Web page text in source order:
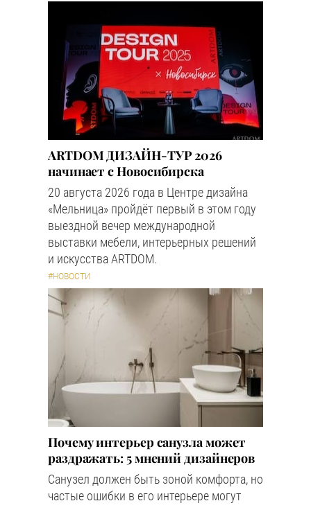
ARTDOM ДИЗАЙН-ТУР 2026
начинает с Новосибирска
20 августа 2026 года в Центре дизайна
«Мельница» пройдёт первый в этом году
выездной вечер международной
выставки мебели, интерьерных решений
и искусства ARTDOM.
#НОВОСТИ
Почему интерьер санузла может
раздражать: 5 мнений дизайнеров
Санузел должен быть зоной комфорта, но
частые ошибки в его интерьере могут